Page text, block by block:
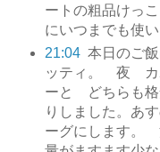
ートの粗品けっ
にいつまでも使い
21:04 本日のご
ッティ。 夜 カ
ーと どちらも格
りしました。あ
ーグにします。